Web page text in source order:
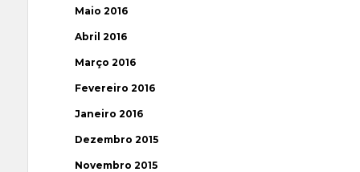
Maio 2016
Abril 2016
Março 2016
Fevereiro 2016
Janeiro 2016
Dezembro 2015
Novembro 2015